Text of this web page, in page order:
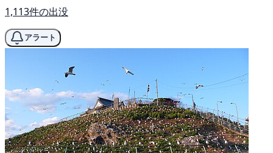
1,113件の出没
アラート